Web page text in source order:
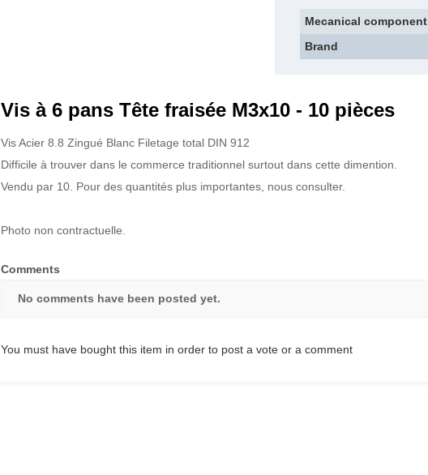
Mecanical component
Brand
Vis à 6 pans Tête fraisée M3x10 - 10 pièces
Vis Acier 8.8 Zingué Blanc Filetage total DIN 912
Difficile à trouver dans le commerce traditionnel surtout dans cette dimention.
Vendu par 10. Pour des quantités plus importantes, nous consulter.
Photo non contractuelle.
Comments
No comments have been posted yet.
You must have bought this item in order to post a vote or a comment